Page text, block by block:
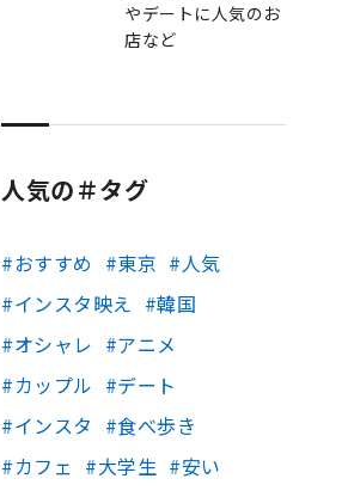
やデートに人気のお
店など
人気の＃タグ
おすすめ 東京
人気
インスタ映え
韓国
オシャレ
アニメ
カップル
デート
インスタ
食べ歩き
カフェ
大学生
安い